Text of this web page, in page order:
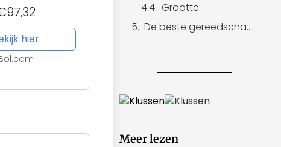
hier
Grootte
De beste gereedschapskoffer van 2023 uit de test!
Meer lezen